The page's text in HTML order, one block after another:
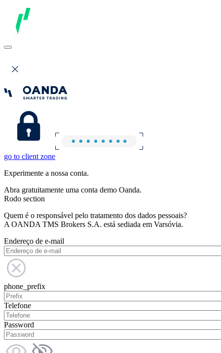
go to client zone
Experimente a nossa conta.
Abra gratuitamente uma conta demo Oanda.
Rodo section
Quem é o responsável pelo tratamento dos dados pessoais?
A OANDA TMS Brokers S.A. está sediada em Varsóvia.
Endereço de e-mail
phone_prefix
Telefone
Password